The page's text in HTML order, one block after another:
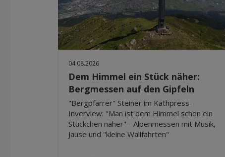
04.08.2026
Dem Himmel ein Stück näher:
Bergmessen auf den Gipfeln
"Bergpfarrer" Steiner im Kathpress-
Inverview: "Man ist dem Himmel schon ein
Stückchen näher" - Alpenmessen mit Musik,
Jause und "kleine Wallfahrten"